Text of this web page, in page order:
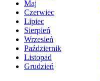
Maj
Czerwiec
Lipiec
Sierpień
Wrzesień
Październik
Listopad
Grudzień